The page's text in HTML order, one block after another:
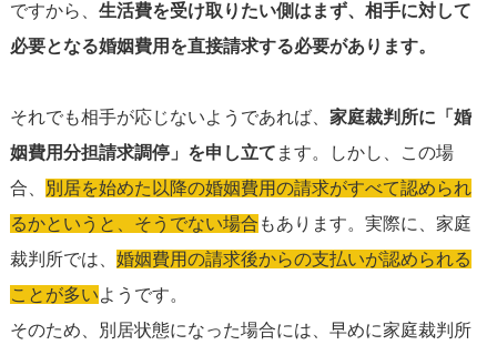
ですから、 生活費を受け取りたい側はまず、相手に対して
必要となる婚姻費用を直接請求する必要があります。
それでも相手が応じないようであれば、 家庭裁判所に「婚
姻費用分担請求調停」を申し立て ます。しかし、この場
合、
別居を始めた以降の婚姻費用の請求がすべて認められ
るかというと、そうでない場合 もあります。実際に、家庭
裁判所では、 婚姻費用の請求後からの支払いが認められる
ことが多いようです。
そのため、別居状態になった場合には、早めに家庭裁判所